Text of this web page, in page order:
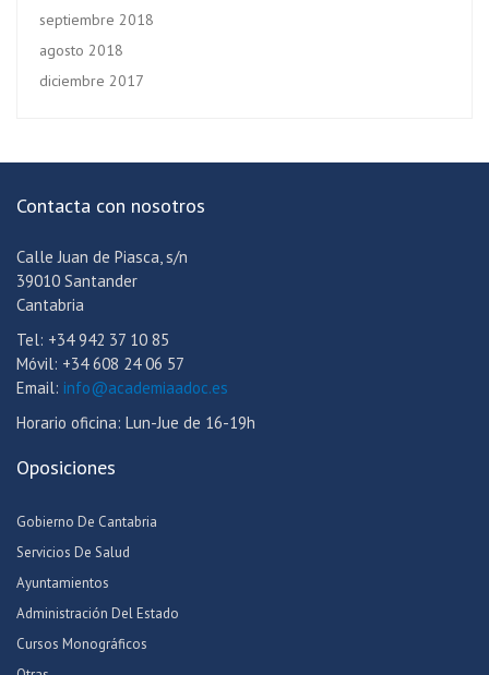
septiembre 2018
agosto 2018
diciembre 2017
Contacta con nosotros
Calle Juan de Piasca, s/n
39010 Santander
Cantabria
Tel: +34 942 37 10 85
Móvil: +34 608 24 06 57
Email: info@academiaadoc.es
Horario oficina: Lun-Jue de 16-19h
Oposiciones
Gobierno De Cantabria
Servicios De Salud
Ayuntamientos
Administración Del Estado
Cursos Monográficos